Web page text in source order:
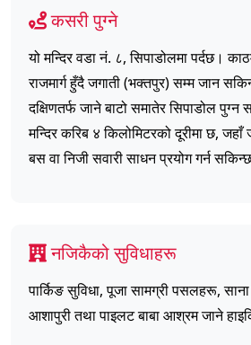
कसरी पुग्ने
यो मन्दिर वडा नं. ८, सिपाडोलमा पर्दछ।
राजमार्ग हुँदै जगाती (भक्तपुर) सम्म जान
दक्षिणतर्फ जाने बाटो समातेर सिपाडोल पुग्न
मन्दिर करिब ४ किलोमिटरको दूरीमा छ, जहाँ
बस वा निजी सवारी साधन प्रयोग गर्न
नजिकैको सुविधाहरू
पार्किङ सुविधा, पूजा सामग्री पसलहरू,
आशापुरी तथा पाइलट बाबा आश्रम जाने